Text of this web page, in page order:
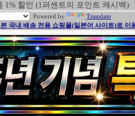
1% 할인 (1퍼센트의 포인트 캐시백)
Powered by
Translate
국내 배송 전용 쇼핑몰(일본어 사이트)로 이